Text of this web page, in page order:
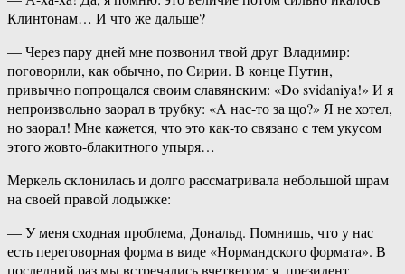
Клинтонам… И что же дальше?
— Через пару дней мне позвонил твой друг Владимир:
поговорили, как обычно, по Сирии. В конце Путин,
привычно попрощался своим славянским: «Do svidaniya!» И я
непроизвольно заорал в трубку: «А нас-то за що?» Я не хотел,
но заорал! Мне кажется, что это как-то связано с тем укусом
этого жовто-блакитного упыря…
Меркель склонилась и долго рассматривала небольшой шрам
на своей правой лодыжке:
— У меня сходная проблема, Дональд. Помнишь, что у нас
есть переговорная форма в виде «Нормандского формата». В